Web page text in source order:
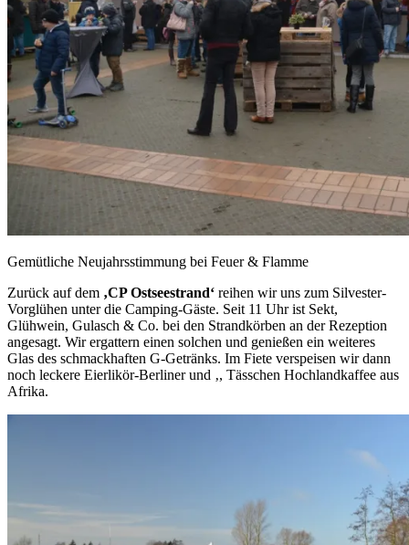
Gemütliche Neujahrsstimmung bei Feuer & Flamme
Zurück auf dem ‚CP Ostseestrand‘ reihen wir uns zum Silvester-
Vorglühen unter die Camping-Gäste. Seit 11 Uhr ist Sekt,
Glühwein, Gulasch & Co. bei den Strandkörben an der Rezeption
angesagt. Wir ergattern einen solchen und genießen ein weiteres
Glas des schmackhaften G-Getränks. Im Fiete verspeisen wir dann
noch leckere Eierlikör-Berliner und ‚, Tässchen Hochlandkaffee aus
Afrika.